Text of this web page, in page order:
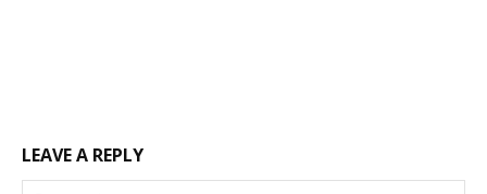
LEAVE A REPLY